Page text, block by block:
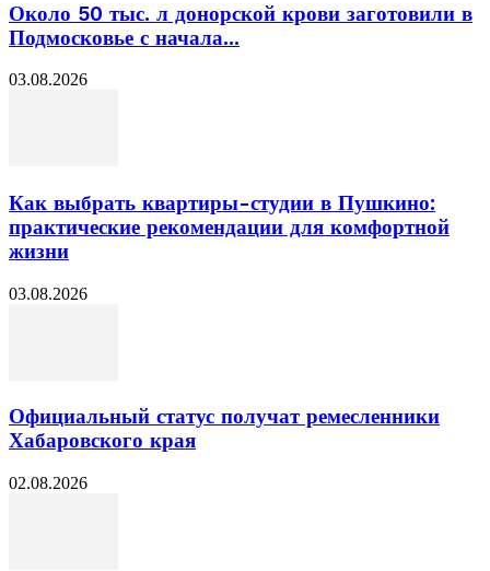
Около 50 тыс. л донорской крови заготовили в
Подмосковье с начала...
03.08.2026
Как выбрать квартиры-студии в Пушкино:
практические рекомендации для комфортной
жизни
03.08.2026
Официальный статус получат ремесленники
Хабаровского края
02.08.2026